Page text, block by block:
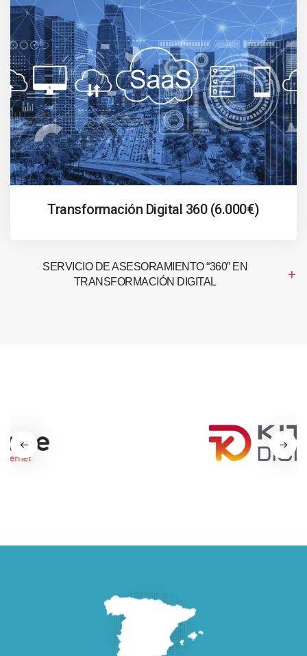
Transformación Digital 360 (6.000€)
SERVICIO DE ASESORAMIENTO “360” EN
TRANSFORMACIÓN DIGITAL